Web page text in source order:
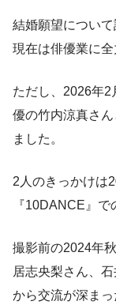
結婚願望について
現在は俳優業に全
ただし、2026年
優の竹内涼真さ
ました。
2人のきっかけは
『10DANCE』で
撮影前の2024年
居志央梨さん、
から交流が深まっ